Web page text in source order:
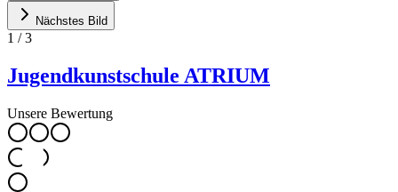
Nächstes Bild
1 /3
Jugendkunstschule ATRIUM
Unsere Bewertung